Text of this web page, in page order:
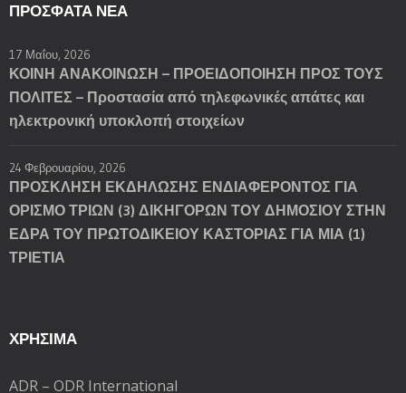
ΠΡΌΣΦΑΤΑ ΝΈΑ
17 Μαΐου, 2026
ΚΟΙΝΗ ΑΝΑΚΟΙΝΩΣΗ – ΠΡΟΕΙΔΟΠΟΙΗΣΗ ΠΡΟΣ ΤΟΥΣ
ΠΟΛΙΤΕΣ – Προστασία από τηλεφωνικές απάτες και
ηλεκτρονική υποκλοπή στοιχείων
24 Φεβρουαρίου, 2026
ΠΡΟΣΚΛΗΣΗ ΕΚΔΗΛΩΣΗΣ ΕΝΔΙΑΦΕΡΟΝΤΟΣ ΓΙΑ
ΟΡΙΣΜΟ ΤΡΙΩΝ (3) ΔΙΚΗΓΟΡΩΝ ΤΟΥ ΔΗΜΟΣΙΟΥ ΣΤΗΝ
ΕΔΡΑ ΤΟΥ ΠΡΩΤΟΔΙΚΕΙΟΥ ΚΑΣΤΟΡΙΑΣ ΓΙΑ ΜΙΑ (1)
ΤΡΙΕΤΙΑ
ΧΡΗΣΙΜΑ
ADR – ODR International